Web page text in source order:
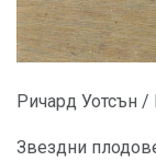
Ричард Уотсън /
Звездни